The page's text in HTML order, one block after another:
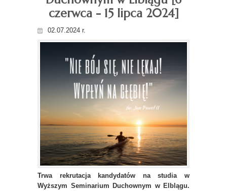
czerwca - 15 lipca 2024]
02.07.2024 r.
Trwa rekrutacja kandydatów na studia w
Wyższym Seminarium Duchownym w Elblągu.